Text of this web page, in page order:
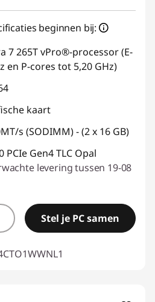
beginnen bij:
7 265T vPro®-processor (E-
en P-cores tot 5,20 GHz)
kaart
s (SODIMM) - (2 x 16 GB)
PCIe Gen4 TLC Opal
levering tussen 19-08
Stel je PC samen